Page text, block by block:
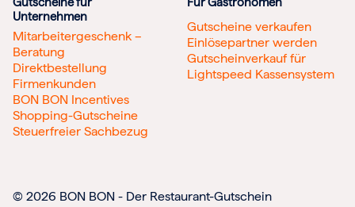
Unternehmen
Mitarbeitergeschenk –
Beratung
Direktbestellung
Firmenkunden
BON BON Incentives
Shopping-Gutscheine
Steuerfreier Sachbezug
Gutscheine verkaufen
Einlösepartner werden
Gutscheinverkauf für
Lightspeed Kassensystem
© 2026 BON BON - Der Restaurant-Gutschein